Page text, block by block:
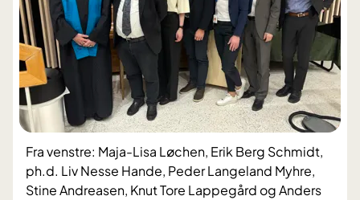
Fra venstre: Maja-Lisa Løchen, Erik Berg Schmidt,
ph.d. Liv Nesse Hande, Peder Langeland Myhre,
Stine Andreasen, Knut Tore Lappegård og Anders